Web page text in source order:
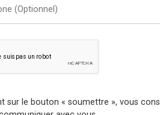
sur le bouton « soumettre », vous